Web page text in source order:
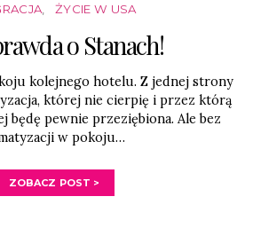
ŻYCIE W USA
o Stanach!
kolejnego hotelu. Z jednej strony
której nie cierpię i przez którą
będę pewnie przeziębiona. Ale bez
w pokoju…
ZOBACZ POST >